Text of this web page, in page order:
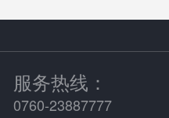
服务热线：
0760-23887777